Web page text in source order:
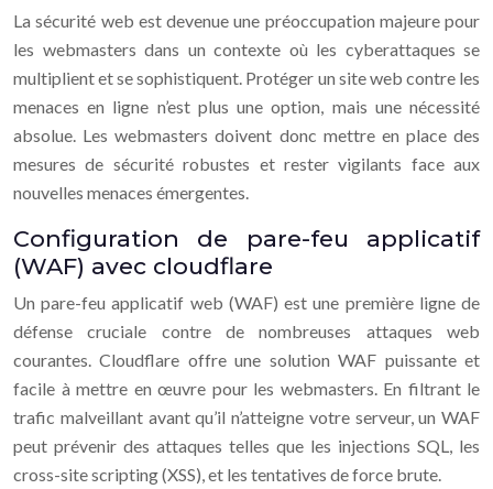
La sécurité web est devenue une préoccupation majeure pour
les webmasters dans un contexte où les cyberattaques se
multiplient et se sophistiquent. Protéger un site web contre les
menaces en ligne n’est plus une option, mais une nécessité
absolue. Les webmasters doivent donc mettre en place des
mesures de sécurité robustes et rester vigilants face aux
nouvelles menaces émergentes.
Configuration de pare-feu applicatif
(WAF) avec cloudflare
Un pare-feu applicatif web (WAF) est une première ligne de
défense cruciale contre de nombreuses attaques web
courantes. Cloudflare offre une solution WAF puissante et
facile à mettre en œuvre pour les webmasters. En filtrant le
trafic malveillant avant qu’il n’atteigne votre serveur, un WAF
peut prévenir des attaques telles que les injections SQL, les
cross-site scripting (XSS), et les tentatives de force brute.